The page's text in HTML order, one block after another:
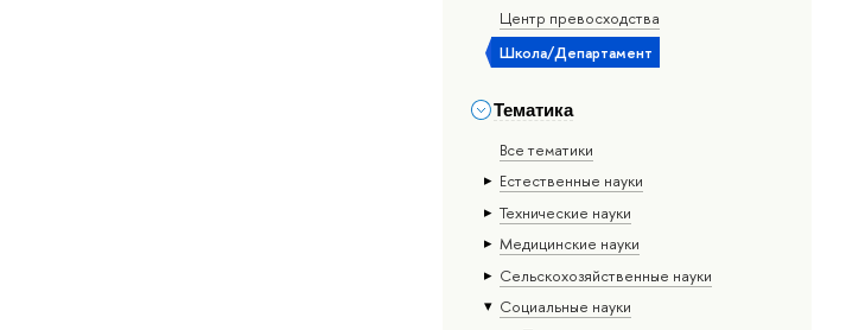
Центр превосходства
Школа/Департамент
Тематика
Все тематики
Естественные науки
Тех­ничес­кие науки
Медицинские науки
Сельскохозяйственные науки
Социальные науки